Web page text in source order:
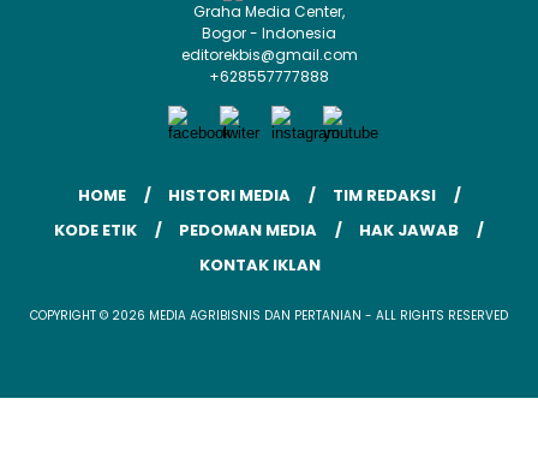
Graha Media Center,
Bogor - Indonesia
editorekbis@gmail.com
+628557777888
HOME HISTORI MEDIA
TIM REDAKSI
KODE ETIK
PEDOMAN MEDIA
HAK JAWAB
KONTAK IKLAN
COPYRIGHT © 2026 MEDIA AGRIBISNIS DAN PERTANIAN - ALL RIGHTS RESERVED